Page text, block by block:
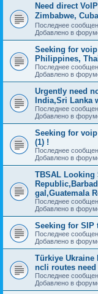
Need direct
Zimbabwe,
Последнее
Добавлено в
Seeking for
Philippines,
Последнее
Добавлено в
Urgently need
India,Sri Lanka
Последнее
Добавлено в
Seeking for
(1) !
Последнее
Добавлено в
TBSAL Looking
gal,Guatemala
Последнее
Добавлено в
Seeking for SIP
Последнее
Добавлено в
Türkiye Ukraine
ncli routes need
Последнее
Добавлено в